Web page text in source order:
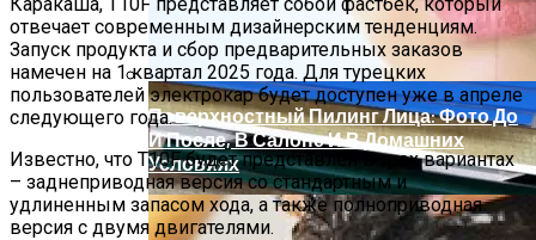
Поверхностный Пилинг Лица: Фото До
И После, В Салоне И В Домашних
Условиях
отвечает современным дизайнерским тенденциям.
Запуск продукта и сбор предварительных заказов
намечен на 1 квартал 2025 года. Для турецких
пользователей электрокар будет доступен уже в апреле
следующего года.
Известно, что T10F будет представлен в трех вариантах
– заднеприводная версия со стандартным и
удлиненным запасом хода, а также полноприводная
версия с двумя двигателями.